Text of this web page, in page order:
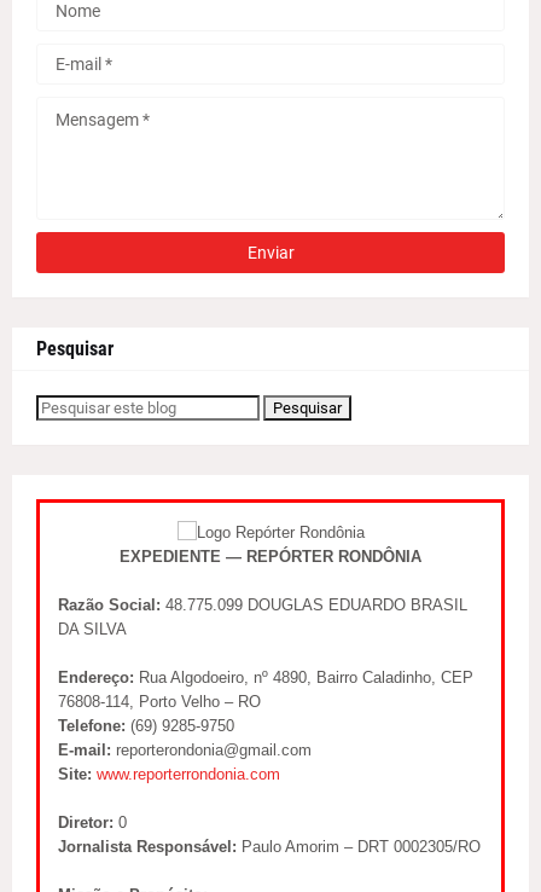
Pesquisar
EXPEDIENTE — REPÓRTER RONDÔNIA
Razão Social: 48.775.099 DOUGLAS EDUARDO BRASIL
DA SILVA
Endereço: Rua Algodoeiro, nº 4890, Bairro Caladinho, CEP
76808-114, Porto Velho – RO
Telefone: (69) 9285-9750
E-mail: reporterondonia@gmail.com
Site: www.reporterrondonia.com
Diretor: 0
Jornalista Responsável: Paulo Amorim – DRT 0002305/RO